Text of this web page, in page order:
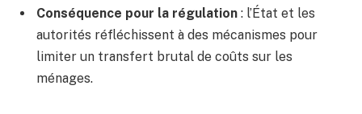
Conséquence pour la régulation : l’État et les
autorités réfléchissent à des mécanismes pour
limiter un transfert brutal de coûts sur les
ménages.